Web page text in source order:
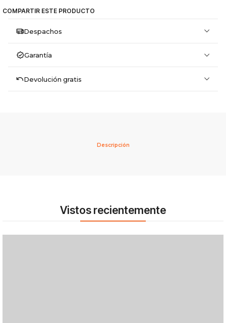
COMPARTIR ESTE PRODUCTO
Despachos
Garantía
Devolución gratis
Descripción
Vistos recientemente